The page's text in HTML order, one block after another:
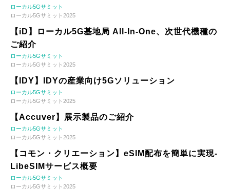
ローカル5Gサミット
ローカル5Gサミット2025
【iD】ローカル5G基地局 All-In-One、次世代機種の
ご紹介
ローカル5Gサミット
ローカル5Gサミット2025
【IDY】IDYの産業向け5Gソリューション
ローカル5Gサミット
ローカル5Gサミット2025
【Accuver】展示製品のご紹介
ローカル5Gサミット
ローカル5Gサミット2025
【コモン・クリエーション】eSIM配布を簡単に実現-
LibeSIMサービス概要
ローカル5Gサミット
ローカル5Gサミット2025